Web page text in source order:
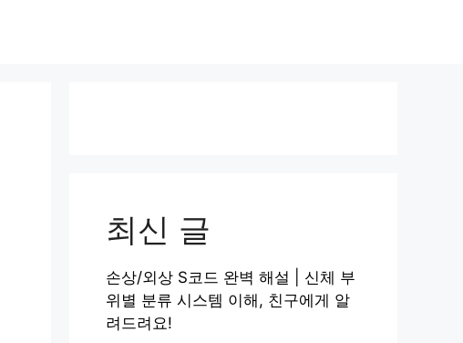
최신 글
손상/외상 S코드 완벽 해설 | 신체 부
위별 분류 시스템 이해, 친구에게 알
려드려요!